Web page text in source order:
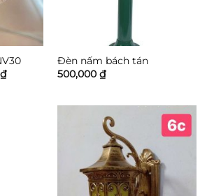
₫Giá
hiện
Đèn nấm bách tán
500,000 ₫